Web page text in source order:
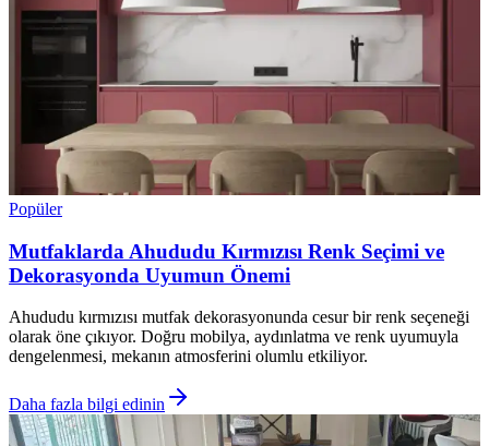
Popüler
Mutfaklarda Ahududu Kırmızısı Renk Seçimi ve
Dekorasyonda Uyumun Önemi
Ahududu kırmızısı mutfak dekorasyonunda cesur bir renk seçeneği
olarak öne çıkıyor. Doğru mobilya, aydınlatma ve renk uyumuyla
dengelenmesi, mekanın atmosferini olumlu etkiliyor.
Daha fazla bilgi edinin